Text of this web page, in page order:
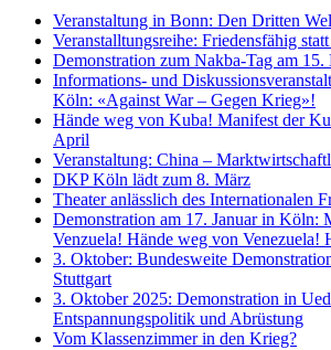
Veranstaltung in Bonn: Den Dritten
Veranstalltungsreihe: Friedensfähig
Demonstration zum Nakba-Tag am
Informations- und
Köln: «Against War – Gegen Krieg»!
Hände weg von Kuba! Manifest der
April
Veranstaltung: China –
DKP Köln lädt zum 8. März
Theater anlässlich des Internationalen
Demonstration am 17. Januar in Köln:
Venzuela! Hände weg von Venezuela!
3. Oktober: Bundesweite
Stuttgart
3. Oktober 2025: Demonstration in
Entspannungspolitik und Abrüstung
Vom Klassenzimmer in den Krieg?